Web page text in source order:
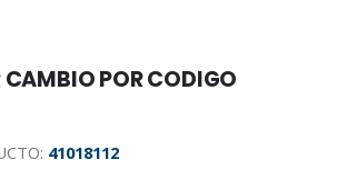
POR CODIGO
41018112